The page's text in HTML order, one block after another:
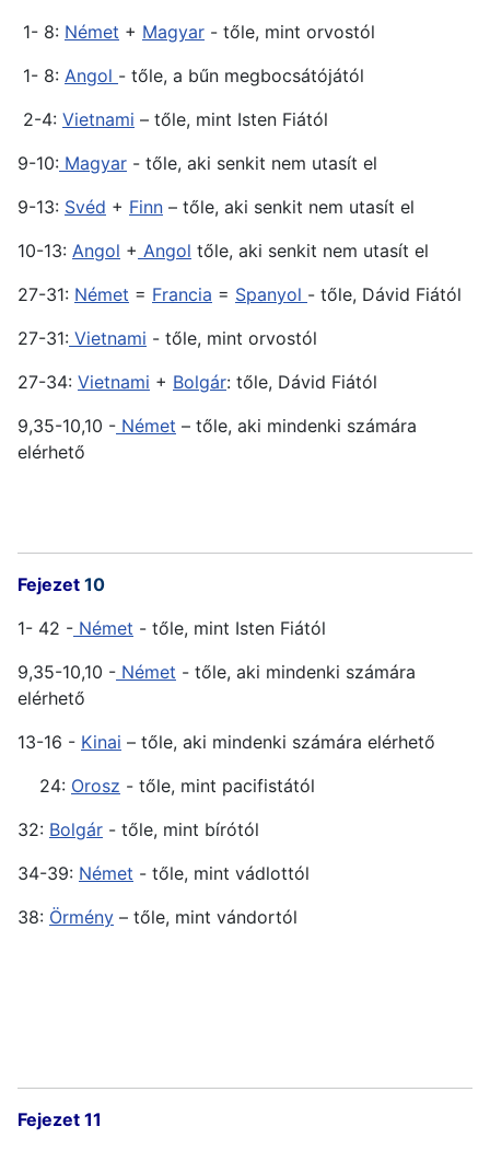
1- 8: Német + Magyar - tőle, mint orvostól
1- 8: Angol - tőle, a bűn megbocsátójától
2-4: Vietnami – tőle, mint Isten Fiától
9-10: Magyar - tőle, aki senkit nem utasít el
9-13: Svéd + Finn – tőle, aki senkit nem utasít el
10-13: Angol + Angol tőle, aki senkit nem utasít el
27-31: Német = Francia = Spanyol - tőle, Dávid Fiától
27-31: Vietnami - tőle, mint orvostól
27-34: Vietnami + Bolgár: tőle, Dávid Fiától
9,35-10,10 - Német – tőle, aki mindenki számára
elérhető
Fejezet 10
1- 42 - Német - tőle, mint Isten Fiától
9,35-10,10 - Német - tőle, aki mindenki számára
elérhető
13-16 - Kinai – tőle, aki mindenki számára elérhető
24: Orosz - tőle, mint pacifistától
32: Bolgár - tőle, mint bírótól
34-39: Német - tőle, mint vádlottól
38: Örmény – tőle, mint vándortól
Fejezet 11